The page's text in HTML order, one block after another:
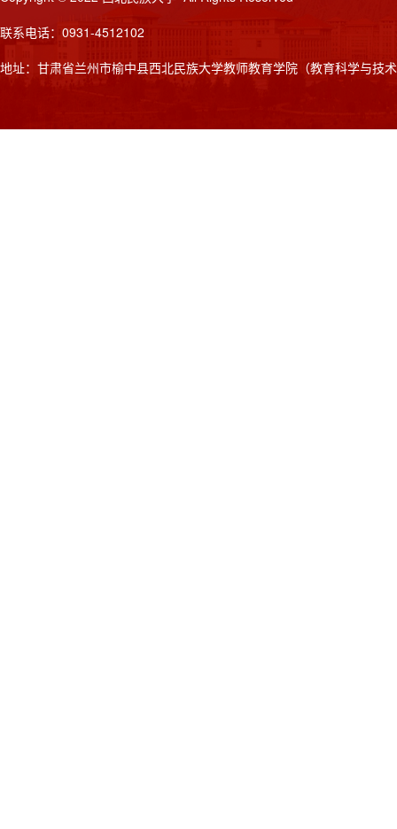
联系电话：0931-4512102
地址：甘肃省兰州市榆中县西北民族大学教师教育学院（教育科学与